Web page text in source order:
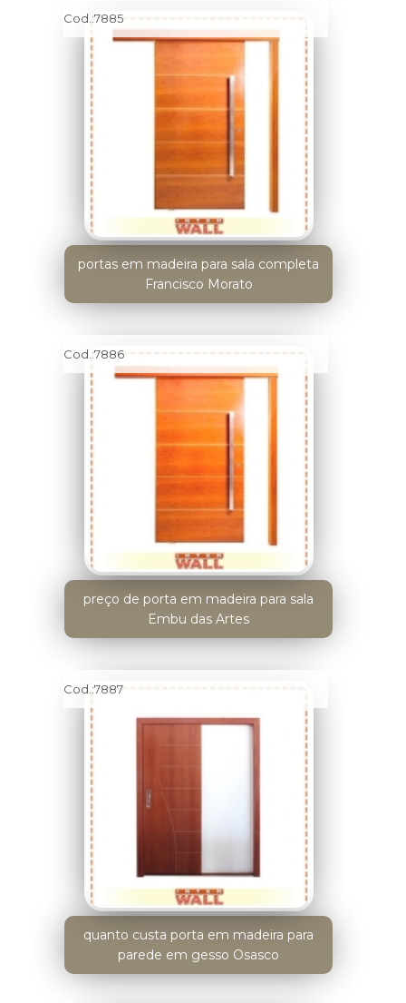
Cod.:7885
portas em madeira para sala completa
Francisco Morato
Cod.:7886
preço de porta em madeira para sala
Embu das Artes
Cod.:7887
quanto custa porta em madeira para
parede em gesso Osasco